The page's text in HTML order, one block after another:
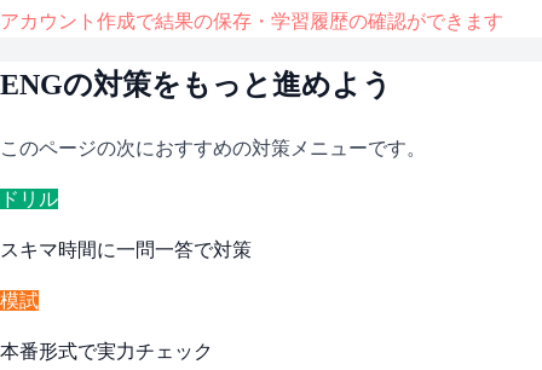
アカウント作成で結果の保存・学習履歴の確認ができます
ENGの対策をもっと進めよう
このページの次におすすめの対策メニューです。
ドリル
スキマ時間に一問一答で対策
模試
本番形式で実力チェック